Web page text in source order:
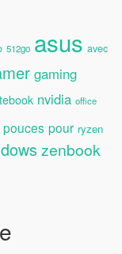
512go asus avec
gaming
nvidia office
pouces pour ryzen
zenbook